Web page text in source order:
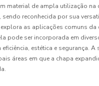
material de ampla utilização na
reconhecida por sua
as aplicações comuns da
pode ser incorporada em
estética e segurança. A
áreas em que a chapa